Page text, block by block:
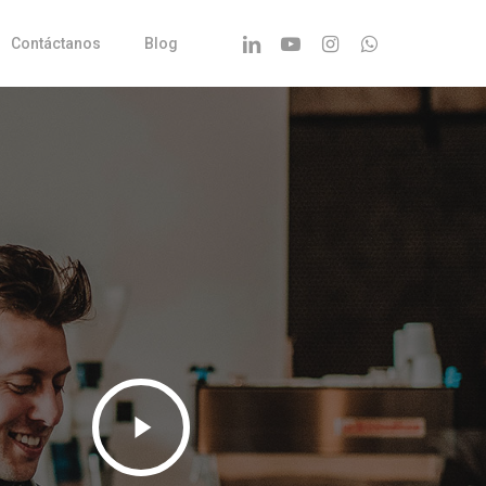
Contáctanos Blog LinkedinYoutubeInstagramWhatsapp
Play
Video